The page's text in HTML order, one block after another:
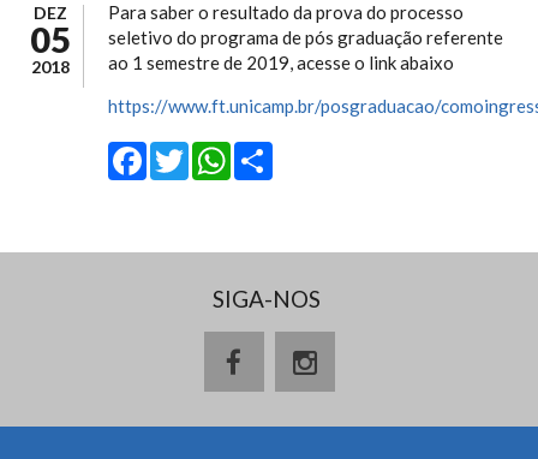
DEZ
05
2018
Para saber o resultado da prova do processo
seletivo do programa de pós graduação referente
ao 1 semestre de 2019, acesse o link abaixo
https://www.ft.unicamp.br/posgraduacao/
Facebook
Twitter
WhatsApp
SIGA-NOS